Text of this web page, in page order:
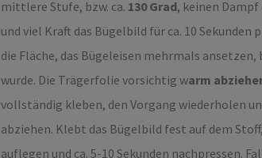
mittlere Stufe, bzw. ca. 130 Grad, keinen
und viel Kraft das Bügelbild für ca. 10
die Fläche, das Bügeleisen mehrmals
wurde. Die Trägerfolie vorsichtig warm
vollständig kleben, den Vorgang wiederholen
abziehen. Klebt das Bügelbild fest auf dem
auflegen und ca. 5-10 Sekunden nachpressen.